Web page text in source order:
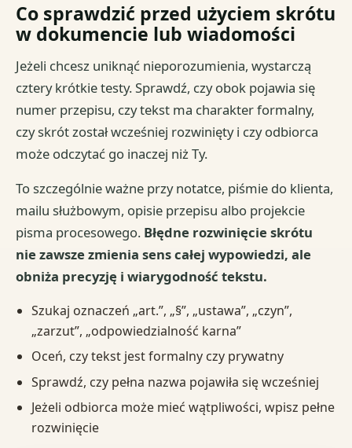
Co sprawdzić przed użyciem skrótu
w dokumencie lub wiadomości
Jeżeli chcesz uniknąć nieporozumienia, wystarczą
cztery krótkie testy. Sprawdź, czy obok pojawia się
numer przepisu, czy tekst ma charakter formalny,
czy skrót został wcześniej rozwinięty i czy odbiorca
może odczytać go inaczej niż Ty.
To szczególnie ważne przy notatce, piśmie do klienta,
mailu służbowym, opisie przepisu albo projekcie
pisma procesowego. Błędne rozwinięcie skrótu
nie zawsze zmienia sens całej wypowiedzi, ale
obniża precyzję i wiarygodność tekstu.
Szukaj oznaczeń „art.”, „§”, „ustawa”, „czyn”,
„zarzut”, „odpowiedzialność karna”
Oceń, czy tekst jest formalny czy prywatny
Sprawdź, czy pełna nazwa pojawiła się wcześniej
Jeżeli odbiorca może mieć wątpliwości, wpisz pełne
rozwinięcie